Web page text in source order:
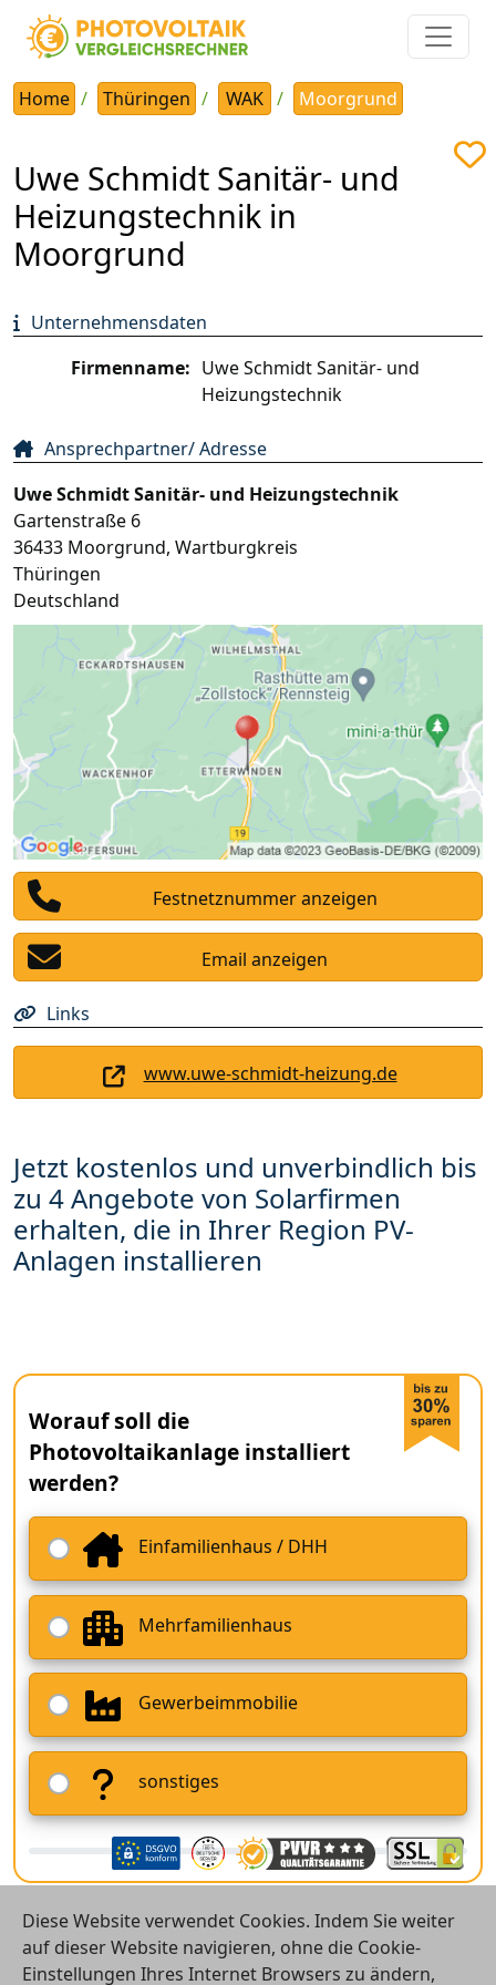
Home Thüringen WAK Moorgrund
Uwe Schmidt Sanitär- und
Heizungstechnik in
Moorgrund
Unternehmensdaten
Firmenname: Uwe Schmidt Sanitär- und
Heizungstechnik
Ansprechpartner/ Adresse
Uwe Schmidt Sanitär- und Heizungstechnik
Gartenstraße 6
36433 Moorgrund, Wartburgkreis
Thüringen
Deutschland
Festnetznummer anzeigen
Email anzeigen
Links
www.uwe-schmidt-heizung.de
Jetzt kostenlos und unverbindlich bis
zu 4 Angebote von Solarfirmen
erhalten, die in Ihrer Region PV-
Anlagen installieren
Worauf soll die
Photovoltaikanlage installiert
werden?
Einfamilienhaus / DHH
Mehrfamilienhaus
Gewerbeimmobilie
sonstiges
Diese Website verwendet Cookies. Indem Sie weiter
auf dieser Website navigieren, ohne die Cookie-
Einstellungen Ihres Internet Browsers zu ändern,